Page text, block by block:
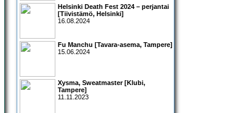
Helsinki Death Fest 2024 – perjantai
[Tiivistämö, Helsinki]
16.08.2024
Fu Manchu [Tavara-asema, Tampere]
15.06.2024
Xysma, Sweatmaster [Klubi,
Tampere]
11.11.2023